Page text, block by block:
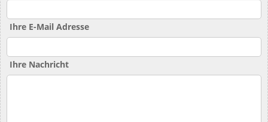
Ihre E-Mail Adresse
Ihre Nachricht